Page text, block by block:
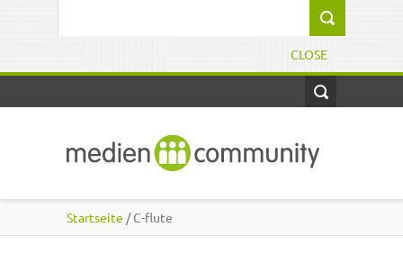
CLOSE
Startseite / C-flute